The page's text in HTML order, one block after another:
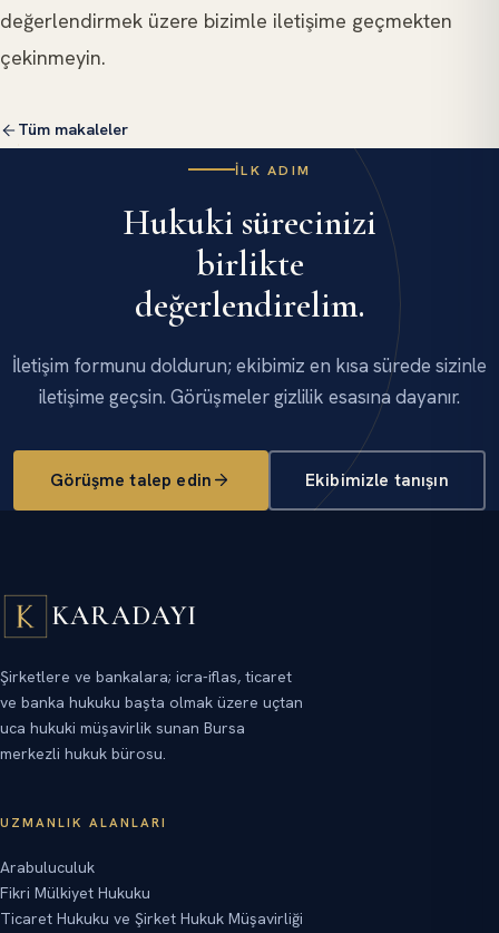
değerlendirmek üzere bizimle iletişime geçmekten
çekinmeyin.
Tüm makaleler
İLK ADIM
Hukuki sürecinizi
birlikte
değerlendirelim.
İletişim formunu doldurun; ekibimiz en kısa sürede sizinle
iletişime geçsin. Görüşmeler gizlilik esasına dayanır.
Görüşme talep edin Ekibimizle tanışın
KARADAYI
Şirketlere ve bankalara; icra-iflas, ticaret
ve banka hukuku başta olmak üzere uçtan
uca hukuki müşavirlik sunan Bursa
merkezli hukuk bürosu.
UZMANLIK ALANLARI
Arabuluculuk
Fikri Mülkiyet Hukuku
Ticaret Hukuku ve Şirket Hukuk Müşavirliği